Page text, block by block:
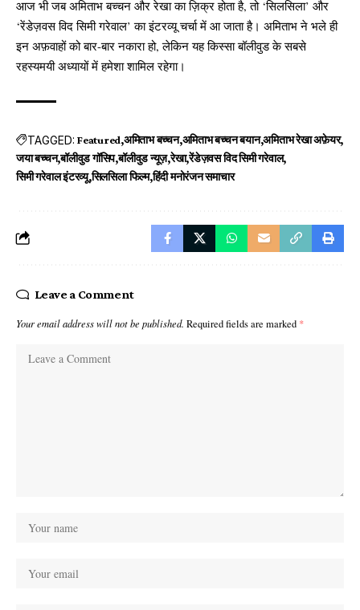
आज भी जब अमिताभ बच्चन और रेखा का ज़िक्र होता है, तो ‘सिलसिला’ और
‘रेंडेज़वस विद सिमी गरेवाल’ का इंटरव्यू चर्चा में आ जाता है। अमिताभ ने भले ही
इन अफ़वाहों को बार-बार नकारा हो, लेकिन यह किस्सा बॉलीवुड के सबसे
रहस्यमयी अध्यायों में हमेशा शामिल रहेगा।
TAGGED: Featured अमिताभ बच्चन अमिताभ बच्चन बयान अमिताभ रेखा अफ़ेयर
जया बच्चन बॉलीवुड गॉसिप बॉलीवुड न्यूज़ रेखा रेंडेज़वस विद सिमी गरेवाल
सिमी गरेवाल इंटरव्यू सिलसिला फिल्म हिंदी मनोरंजन समाचार
Leave a Comment
Your email address will not be published. Required fields are marked *